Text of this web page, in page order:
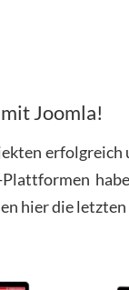
Joomla!
hier die